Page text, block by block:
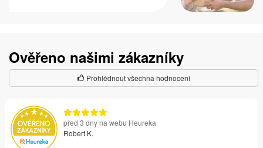
Ověřeno našimi zákazníky
Prohlédnout všechna hodnocení
před 3 dny na webu Heureka
Robert K.